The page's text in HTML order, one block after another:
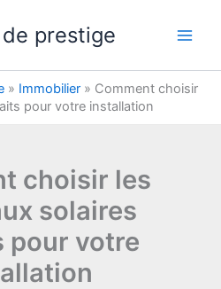
prestige
» Immobilier » Comment choisir
pour votre installation
choisir les
solaires
pour votre